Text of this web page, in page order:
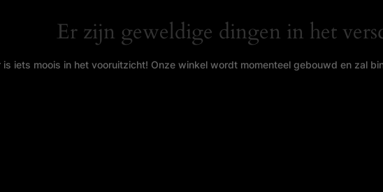
Er zijn geweldige dingen in het
is iets moois in het vooruitzicht! Onze winkel wordt momenteel gebouwd en zal